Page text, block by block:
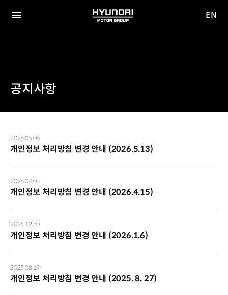
HYUNDAI
EN
공지사항
-
순서,
제공
표
2026.05.06
개인정보 처리방침 변경 안내 (2026.5.13)
2026.04.08
개인정보 처리방침 변경 안내 (2026.4.15)
2025.12.30
개인정보 처리방침 변경 안내 (2026.1.6)
2025.08.19
개인정보 처리방침 변경 안내 (2025. 8. 27)